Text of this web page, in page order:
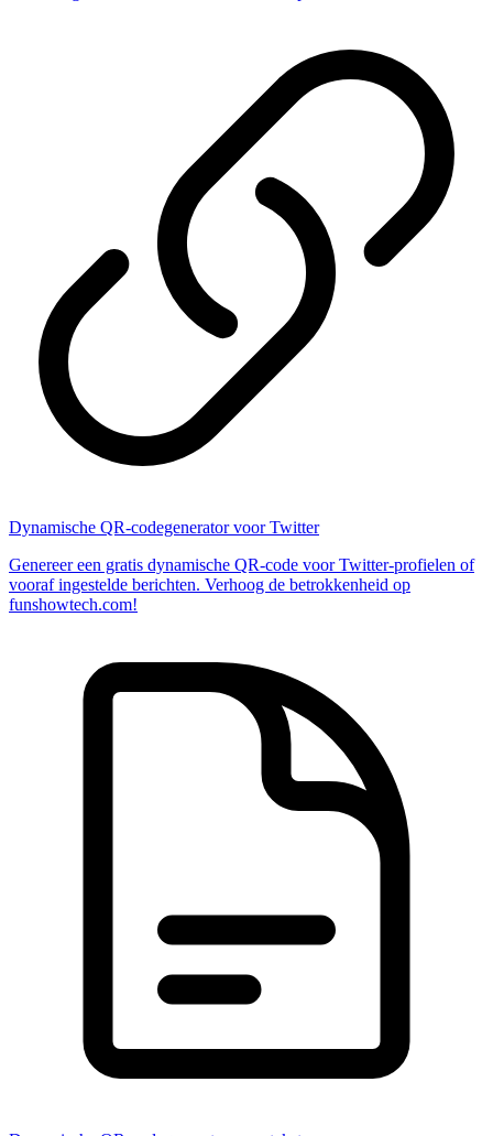
Dynamische QR-codegenerator voor Twitter
Genereer een gratis dynamische QR-code voor Twitter-profielen of
vooraf ingestelde berichten. Verhoog de betrokkenheid op
funshowtech.com!